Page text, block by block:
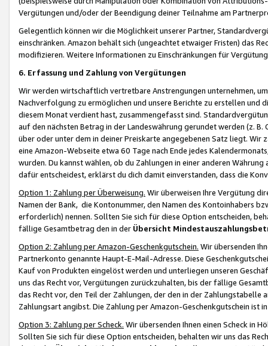
Vergütungen und/oder der Beendigung deiner Teilnahme am
Gelegentlich können wir die Möglichkeit unserer Partner,
einschränken. Amazon behält sich (ungeachtet etwaiger Fristen) das
modifizieren. Weitere Informationen zu Einschränkungen für
6. Erfassung und Zahlung von Vergütungen
Wir werden wirtschaftlich vertretbare Anstrengungen unternehmen,
Nachverfolgung zu ermöglichen und unsere Berichte zu erstellen und
diesem Monat verdient hast, zusammengefasst sind.
auf den nächsten Betrag in der Landeswährung gerundet werden (z.
über oder unter dem in deiner Preiskarte angegebenen Satz liegt.
eine Amazon-Webseite etwa 60 Tage nach Ende jedes
wurden. Du kannst wählen, ob du Zahlungen in einer anderen
dafür entscheidest, erklärst du dich damit einverstanden, dass die
Option 1: Zahlung per Überweisung. Wir überweisen Ihre Vergütung
Namen der Bank, die Kontonummer, den Namen des Kontoinhabers
erforderlich) nennen. Sollten Sie sich für diese Option entscheiden,
fällige Gesamtbetrag den in der Übersicht
Option 2: Zahlung per Amazon-Geschenkgutschein. Wir übersenden
Partnerkonto genannte Haupt-E-Mail-Adresse. Diese
Kauf von Produkten eingelöst werden und unterliegen unseren
uns das Recht vor, Vergütungen zurückzuhalten, bis der fällige
das Recht vor, den Teil der Zahlungen, der den in der
Zahlungsart angibst. Die Zahlung per Amazon-Geschenkgutschein ist
Option 3: Zahlung per Scheck. Wir übersenden Ihnen einen Scheck in
Sollten Sie sich für diese Option entscheiden, behalten wir uns das